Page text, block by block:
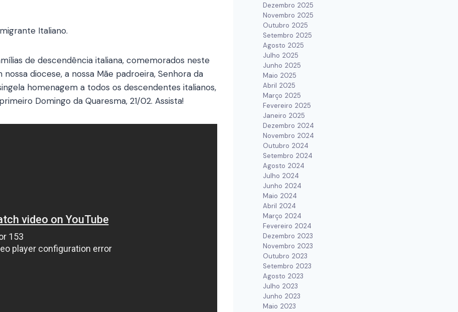
Italiano.
de descendência italiana, comemorados neste
diocese, a nossa Mãe padroeira, Senhora da
homenagem a todos os descendentes italianos,
Domingo da Quaresma, 21/02. Assista!
Dezembro 2025
Novembro 2025
Outubro 2025
Setembro 2025
Agosto 2025
Julho 2025
Junho 2025
Maio 2025
Abril 2025
Março 2025
Fevereiro 2025
Janeiro 2025
Dezembro 2024
Novembro 2024
Outubro 2024
Setembro 2024
Agosto 2024
Julho 2024
Junho 2024
Maio 2024
Abril 2024
Março 2024
Fevereiro 2024
Dezembro 2023
Novembro 2023
Outubro 2023
Setembro 2023
Agosto 2023
Julho 2023
Junho 2023
Maio 2023